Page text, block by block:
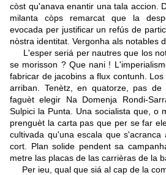
còst qu'anava enantir una tala accion.
milanta còps remarcat que la
evocada per justificar un refús de
nòstra identitat. Vergonha als notables
L'esper seriá per nautres que los
se morisson ? Que nani !
fabricar de jacobins a flux contunh.
arriban. Tenètz, en quatorze, pas
faguèt elegir Na Domenja Rondi-
Sulpici la Punta. Una socialista que, o
prenguèt la carta pas que per se far
cultivada qu'una escala que
cort. Plan solide pendent sa
metre las placas de las carrièras de la
Per ieu, qual que siá al cap de la